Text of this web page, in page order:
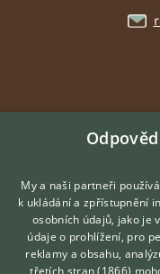
My a naši partneři
k ukládání a zpřístupnění
osobních údajů, jako je
údaje o prohlížení, pro
reklamy a obsahu,
třetích stran (1866)